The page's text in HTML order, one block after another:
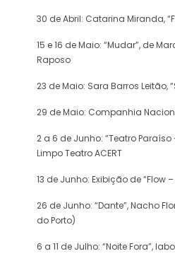
30 de Abril: Catarina Miranda,
15 e 16 de Maio: “Mudar”, de
Raposo
23 de Maio: Sara Barros Leitão,
29 de Maio: Companhia
2 a 6 de Junho: “Teatro
Limpo Teatro ACERT
13 de Junho: Exibição de “Flow
26 de Junho: “Dante”, Nacho
do Porto)
6 a 11 de Julho: “Noite Fora”,